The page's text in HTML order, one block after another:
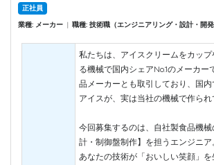
正社員
業種: メーカー | 職種: 技術職（エンジニアリング・設計・開発
私たちは、アイスクリームをカッ
る機械で国内シェアNo.1のメーカー
品メーカーとも取引しており、国
アイスが、実は当社の機械で作られ
今回募集するのは、自社製食品機
計・制御盤制作】を担うエンジニア
あなたの技術が「おいしい笑顔」